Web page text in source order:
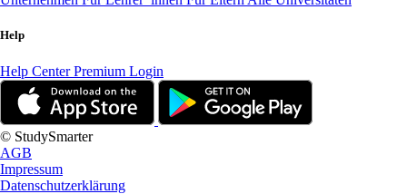
Help
Help CenterPremium Login
© StudySmarter
AGB
Impressum
Datenschutzerklärung